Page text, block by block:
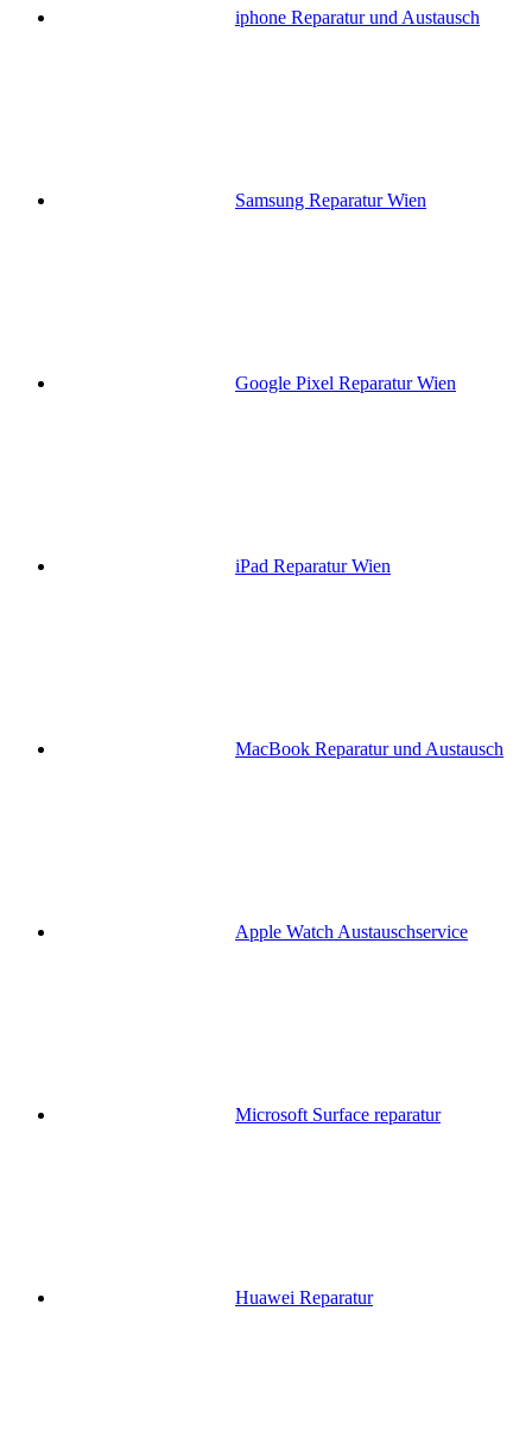
iphone Reparatur und Austausch
Samsung Reparatur Wien
Google Pixel Reparatur Wien
iPad Reparatur Wien
MacBook Reparatur und Austausch
Apple Watch Austauschservice
Microsoft Surface reparatur
Huawei Reparatur